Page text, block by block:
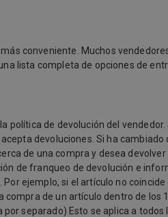
conveniente. Muchos
lista completa de opciones de
de devolución del
devoluciones. Si ha
de una compra y desea
de franqueo de devolución e
ejemplo, si el artículo no
de un artículo dentro de los
separado) Esto se aplica a